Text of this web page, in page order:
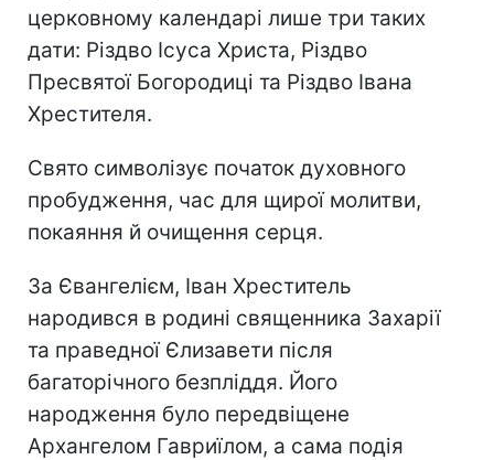
церковному календарі лише три таких
дати: Різдво Ісуса Христа, Різдво
Пресвятої Богородиці та Різдво Івана
Хрестителя.
Свято символізує початок духовного
пробудження, час для щирої молитви,
покаяння й очищення серця.
За Євангелієм, Іван Хреститель
народився в родині священника Захарії
та праведної Єлизавети після
багаторічного безпліддя. Його
народження було передвіщене
Архангелом Гавриїлом, а сама подія